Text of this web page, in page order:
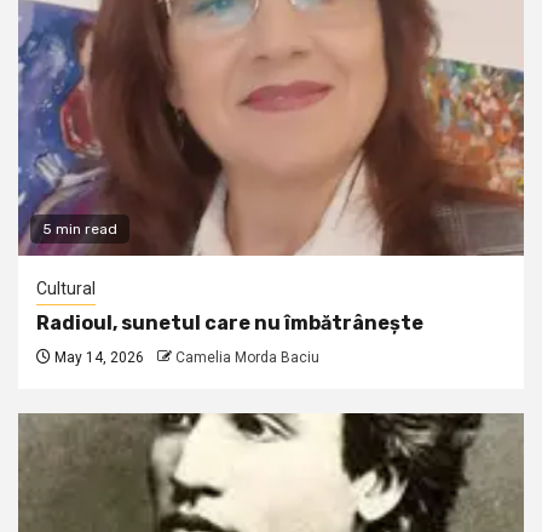
5 min read
Cultural
Radioul, sunetul care nu îmbătrânește
May 14, 2026 Camelia Morda Baciu